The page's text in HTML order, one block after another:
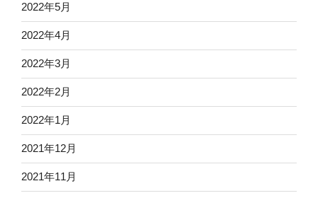
2022年5月
2022年4月
2022年3月
2022年2月
2022年1月
2021年12月
2021年11月